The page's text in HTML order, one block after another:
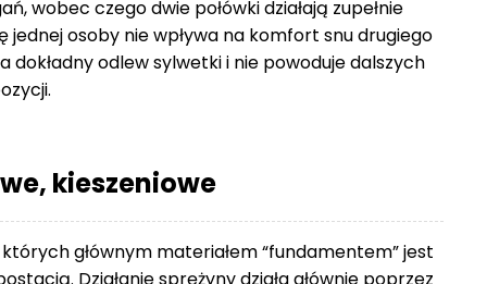
810 zł
do
3
wobec czego dwie połówki działają zupełnie
jednej osoby nie wpływa na komfort snu drugiego
odlew sylwetki i nie powoduje dalszych
kieszeniowe
głównym materiałem “fundamentem” jest